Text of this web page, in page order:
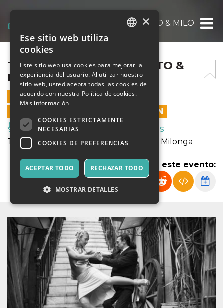
TRIO TANGATA – CONCERTO & MILONGA
TRIO TANGATA – CONCERTO &
MILONGA
5 AGOSTO 2022 - 21:00
LAS VENTAS EN LÍNEA TERMINARON
Música, Eventos en Vivo, Clubes
Tango Argentino con il Trio Tangata & Milonga
Compartir este evento:
SPANISH
×
Ese sitio web utiliza
cookies
Este sitio web usa cookies para mejorar la
experiencia del usuario. Al utilizar nuestro
sitio web, usted acepta todas las cookies de
acuerdo con nuestra Política de cookies.
Más información
COOKIES ESTRICTAMENTE
NECESARIAS
COOKIES DE PREFERENCIAS
ACEPTAR TODO RECHAZAR TODO
MOSTRAR DETALLES
Cookies estrictamente necesarias
Cookies de preferencias
Las cookies estrictamente necesarias permiten
la funcionalidad principal del sitio web, como
el inicio de sesión de usuario y la gestión de
cuentas. El sitio web no se puede utilizar
correctamente sin las cookies estrictamente
necesarias.